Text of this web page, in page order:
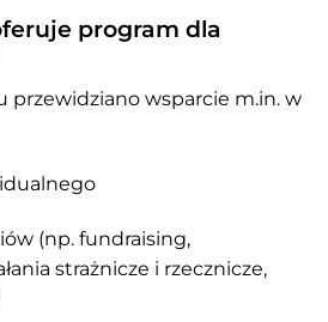
program dla
przewidziano wsparcie m.in. w
(np. fundraising,
strażnicze i rzecznicze,